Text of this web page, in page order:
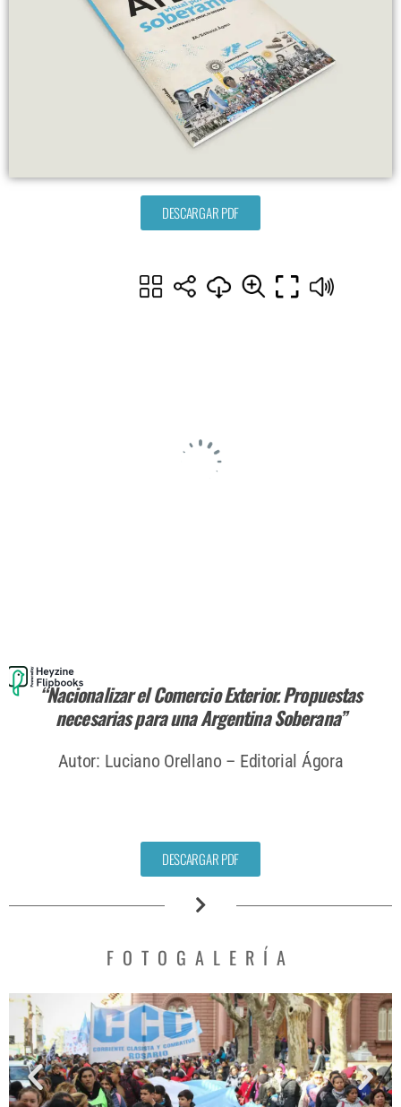
DESCARGAR PDF
“Nacionalizar el Comercio Exterior. Propuestas
necesarias para una Argentina Soberana”
Autor: Luciano Orellano – Editorial Ágora
DESCARGAR PDF
FOTOGALERÍA